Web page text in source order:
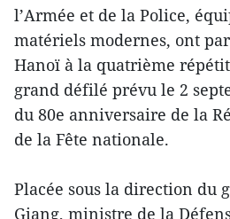
l’Armée et de la Police,
matériels modernes, ont
Hanoï à la quatrième
grand défilé prévu le 2
du 80e anniversaire de la
de la Fête nationale.
Placée sous la direction du
Giang, ministre de la